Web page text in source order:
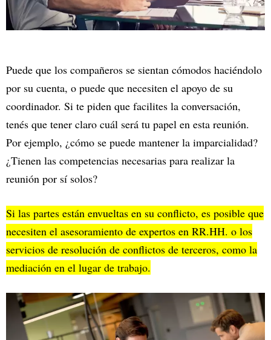
Puede que los compañeros se sientan cómodos haciéndolo
por su cuenta, o puede que necesiten el apoyo de su
coordinador. Si te piden que facilites la conversación,
tenés que tener claro cuál será tu papel en esta reunión.
Por ejemplo, ¿cómo se puede mantener la imparcialidad?
¿Tienen las competencias necesarias para realizar la
reunión por sí solos?
Si las partes están envueltas en su conflicto, es posible que
necesiten el asesoramiento de expertos en RR.HH. o los
servicios de resolución de conflictos de terceros, como la
mediación en el lugar de trabajo.